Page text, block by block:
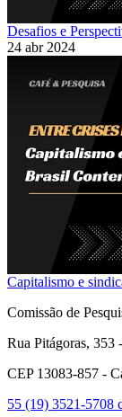
Desafios e
24 abr 2024
Capitalismo e
Comissão de
Rua Pitágoras, 353
CEP 13083-857 -
55 (19) 3521-5708